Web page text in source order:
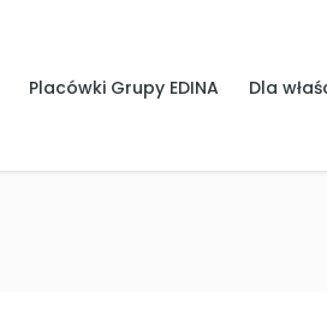
Placówki Grupy EDINA Dla